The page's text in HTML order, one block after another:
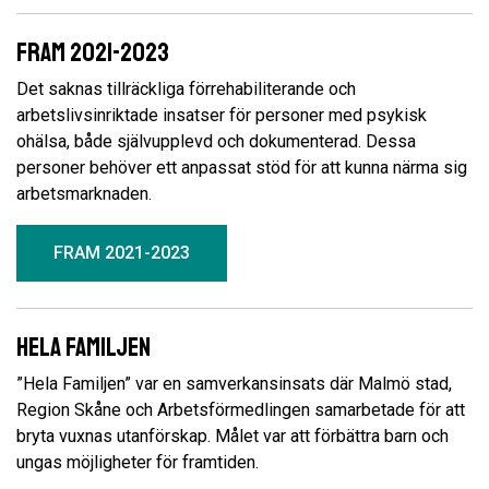
FRAM 2021-2023
Det saknas tillräckliga förrehabiliterande och
arbetslivsinriktade insatser för personer med psykisk
ohälsa, både självupplevd och dokumenterad. Dessa
personer behöver ett anpassat stöd för att kunna närma sig
arbetsmarknaden.
FRAM 2021-2023
Hela familjen
”Hela Familjen” var en samverkansinsats där Malmö stad,
Region Skåne och Arbetsförmedlingen samarbetade för att
bryta vuxnas utanförskap. Målet var att förbättra barn och
ungas möjligheter för framtiden.